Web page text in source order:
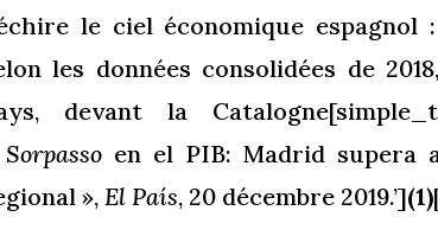
le ciel économique espagnol
les données consolidées de
devant la
Sorpasso en el PIB: Madrid supera
», El País, 20 décembre 2019.’](1)